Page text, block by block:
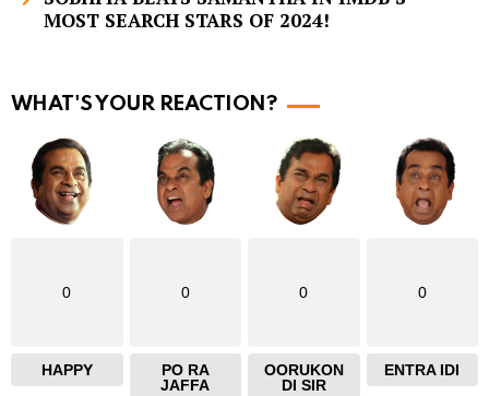
e
MOST SEARCH STARS OF 2024!
WHAT'S YOUR REACTION?
0
HAPPY
0
PO RA
JAFFA
0
OORUKON
DI SIR
0
ENTRA IDI